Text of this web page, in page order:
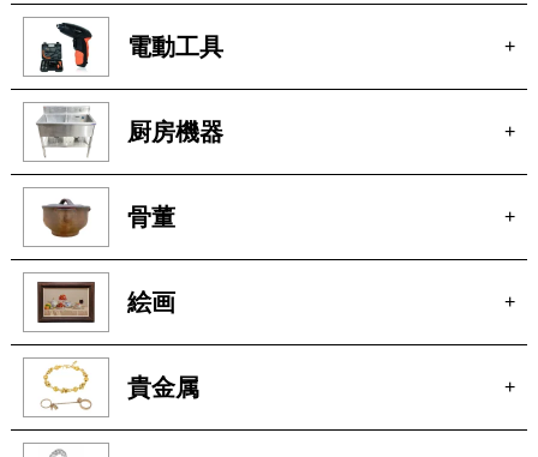
電動工具 +
厨房機器 +
骨董 +
絵画 +
貴金属 +